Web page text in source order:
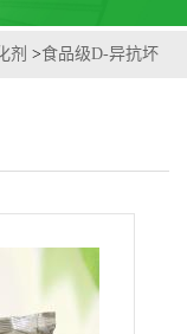
剂 >食品级D-异抗坏